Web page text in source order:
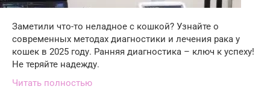
Заметили что-то неладное с кошкой? Узнайте о
современных методах диагностики и лечения рака у
кошек в 2025 году. Ранняя диагностика – ключ к успеху!
Не теряйте надежду.
Читать полностью